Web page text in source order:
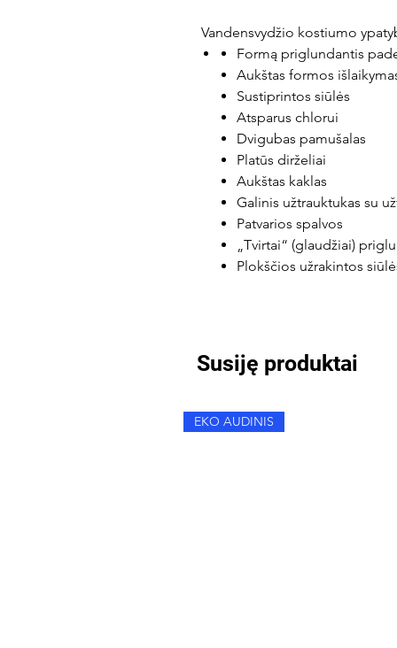
Vandensvydžio kostiumo
Formą priglundantis
Aukštas formos
Sustiprintos siūlės
Atsparus chlorui
Dvigubas pamušalas
Platūs dirželiai
Aukštas kaklas
Galinis užtrauktukas su
Patvarios spalvos
„Tvirtai“ (glaudžiai)
Plokščios užrakintos
Susiję produktai
EKO AUDINIS